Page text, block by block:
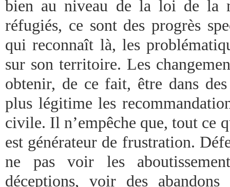
bien au niveau de la loi de la
réfugiés, ce sont des progrès
qui reconnaît là, les
sur son territoire. Les
obtenir, de ce fait, être dans
plus légitime les
civile. Il n’empêche que, tout ce
est générateur de frustration.
ne pas voir les
déceptions, voir des